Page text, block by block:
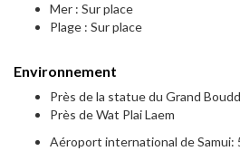
Mer : Sur place
Plage : Sur place
Environnement
Près de la statue du Grand
Près de Wat Plai Laem
Aéroport international de Samui: